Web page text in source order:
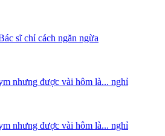
sĩ chỉ cách ngăn ngừa
nhưng được vài hôm là... nghỉ
nhưng được vài hôm là... nghỉ